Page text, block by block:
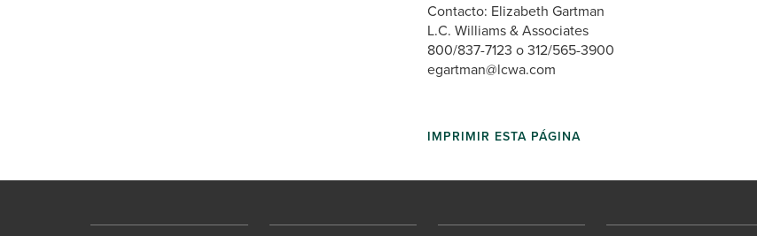
Contacto: Elizabeth Gartman
L.C. Williams & Associates
800/837-7123 o 312/565-3900
egartman@lcwa.com
IMPRIMIR ESTA PÁGINA